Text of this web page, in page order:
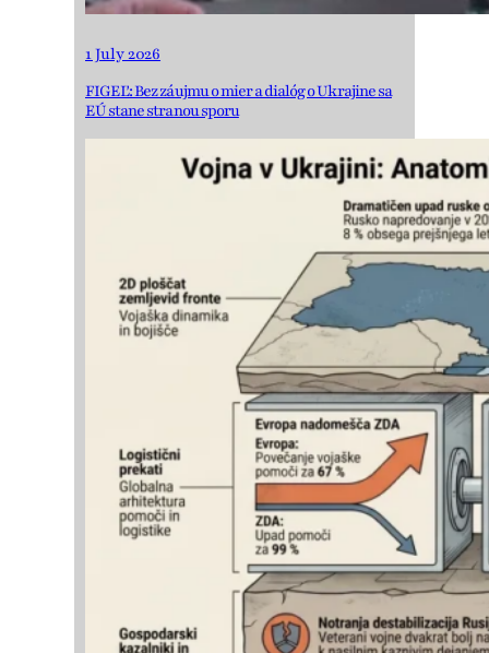
1 July 2026
FIGEĽ: Bez záujmu o mier a dialóg o Ukrajine sa
EÚ stane stranou sporu